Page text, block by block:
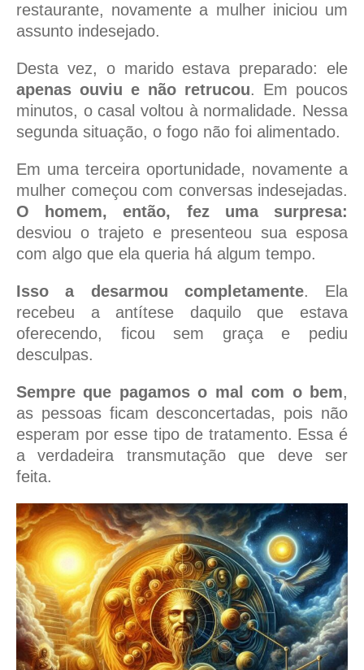
restaurante, novamente a mulher iniciou um
assunto indesejado.
Desta vez, o marido estava preparado: ele
apenas ouviu e não retrucou. Em poucos
minutos, o casal voltou à normalidade. Nessa
segunda situação, o fogo não foi alimentado.
Em uma terceira oportunidade, novamente a
mulher começou com conversas indesejadas.
O homem, então, fez uma surpresa:
desviou o trajeto e presenteou sua esposa
com algo que ela queria há algum tempo.
Isso a desarmou completamente. Ela
recebeu a antítese daquilo que estava
oferecendo, ficou sem graça e pediu
desculpas.
Sempre que pagamos o mal com o bem,
as pessoas ficam desconcertadas, pois não
esperam por esse tipo de tratamento. Essa é
a verdadeira transmutação que deve ser
feita.